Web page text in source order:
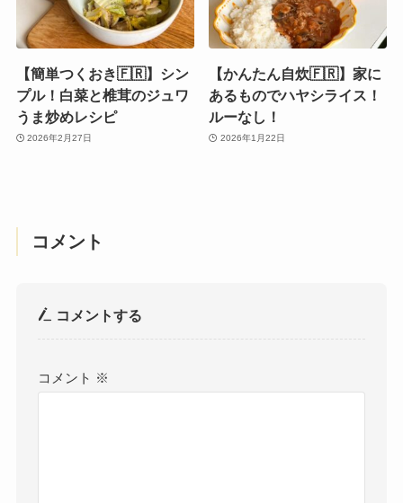
【簡単つくおき🇫🇷】シン
プル！白菜と椎茸のジュワ
うま炒めレシピ
2026年2月27日
【かんたん自炊🇫🇷】家に
あるものでハヤシライス！
ルーなし！
2026年1月22日
コメント
コメントする
コメント ※